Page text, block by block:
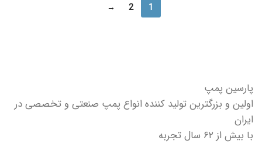
1
2
→
پارسین پمپ
اولین و بزرگترین تولید کننده انواع پمپ صنعتی و تخصصی در
ایران
با بیش از ۶۲ سال تجربه